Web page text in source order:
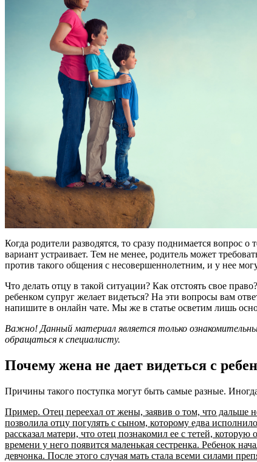
Когда родители разводятся, то сразу поднимается вопрос
вариант устраивает. Тем не менее, родитель может
против такого общения с несовершеннолетним, и у нее
Что делать отцу в такой ситуации? Как отстоять свое
ребенком супруг желает видеться? На эти вопросы вам
напишите в онлайн чате. Мы же в статье осветим лишь
Важно! Данный материал является только
обращаться к специалисту.
Почему жена не дает видеться с
Причины такого поступка могут быть самые разные.
Пример. Отец переехал от жены, заявив о том, что дальше
позволила отцу погулять с сыном, которому едва
рассказал матери, что отец познакомил ее с тетей,
времени у него появится маленькая сестренка. Ребенок
девчонка. После этого случая мать стала всеми силами